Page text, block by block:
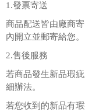
1.發票寄送
商品配送皆由廠商
內開立並郵寄給您。
2.售後服務
若商品發生新品瑕
細辦法。
若您收到的新品有